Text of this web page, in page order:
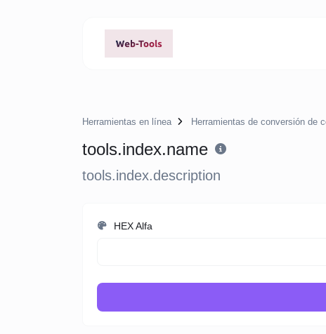
Herramientas en línea Herramientas de conversión de
tools.index.name
tools.index.description
HEX Alfa